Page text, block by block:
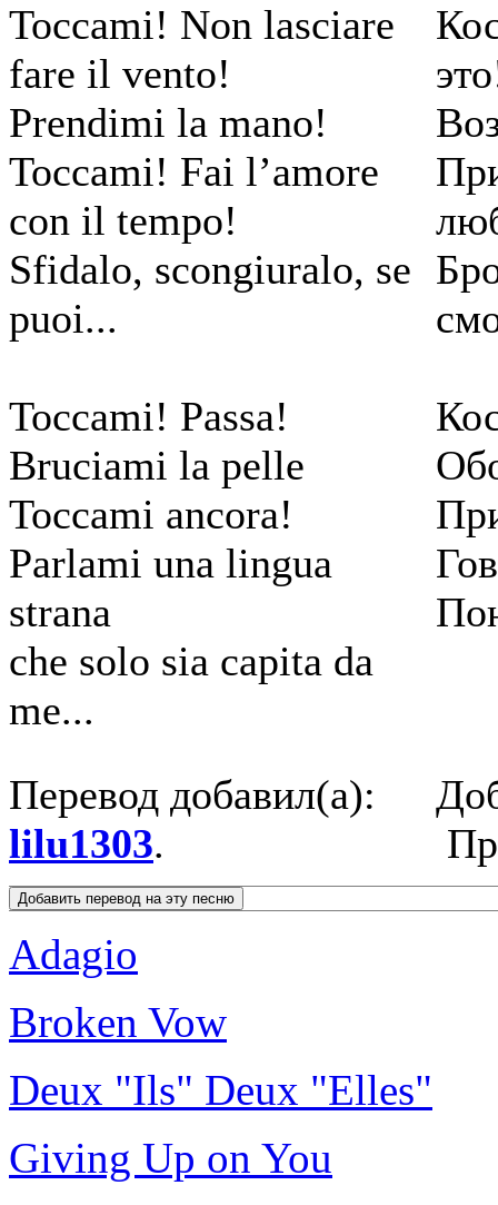
Toccami! Non lasciare
fare il vento!
Prendimi la mano!
Toccami! Fai l’amore
con il tempo!
Sfidalo, scongiuralo, se
puoi...
Toccami! Passa!
Bruciami la pelle
Toccami ancora!
Parlami una lingua
strana
che solo sia capita da
me...
Перевод добавил(а):
lilu1303.
Adagio
Broken Vow
Deux "Ils" Deux "Elles"
Giving Up on You